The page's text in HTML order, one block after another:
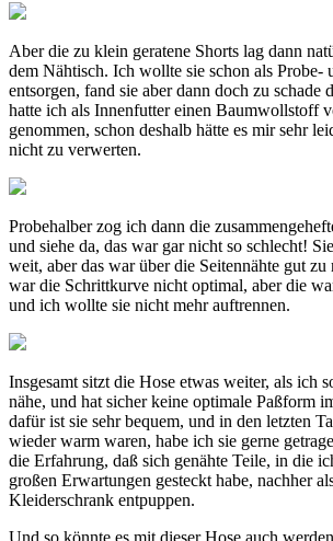
Aber die zu klein geratene Shorts lag dann
dem Nähtisch. Ich wollte sie schon als Probe-
entsorgen, fand sie aber dann doch zu schade
hatte ich als Innenfutter einen Baumwollstoff
genommen, schon deshalb hätte es mir sehr
nicht zu verwerten.
Probehalber zog ich dann die
und siehe da, das war gar nicht so schlecht!
weit, aber das war über die Seitennähte gut
war die Schrittkurve nicht optimal, aber die
und ich wollte sie nicht mehr auftrennen.
Insgesamt sitzt die Hose etwas weiter, als ich
nähe, und hat sicher keine optimale Paßform
dafür ist sie sehr bequem, und in den letzten
wieder warm waren, habe ich sie gerne
die Erfahrung, daß sich genähte Teile, in die
großen Erwartungen gesteckt habe, nachher
Kleiderschrank entpuppen.
Und so könnte es mit dieser Hose auch